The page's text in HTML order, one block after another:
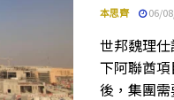
本思齊 06/
世邦魏理
下阿聯酋
後，集團